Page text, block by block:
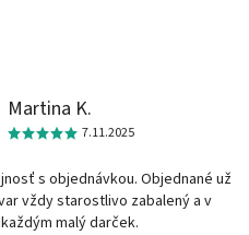
Martina K.
7.11.2025
s objednávkou. Objednané už
vždy starostlivo zabalený a v
malý darček.